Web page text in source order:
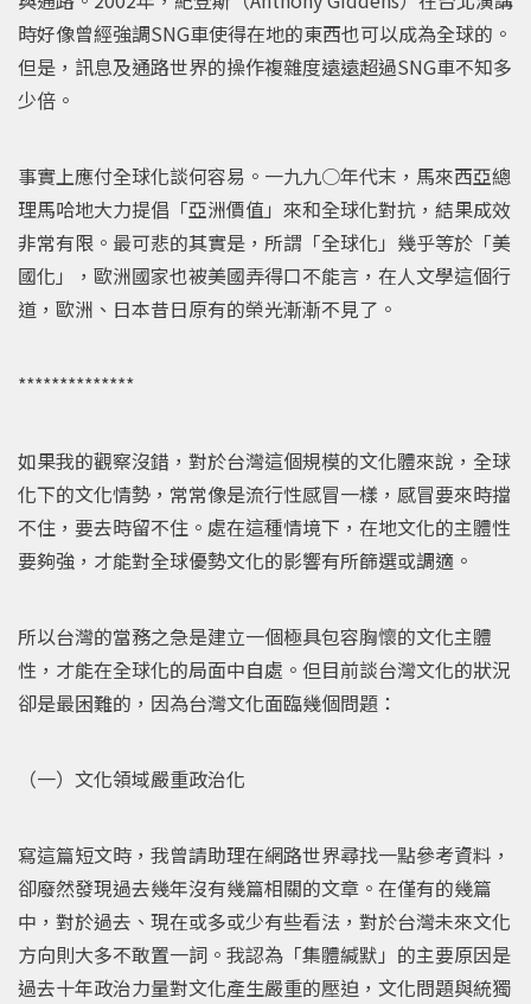
時好像曾經強調SNG車使得在地的東西也可以成為全球的。
但是，訊息及通路世界的操作複雜度遠遠超過SNG車不知多
少倍。
事實上應付全球化談何容易。一九九○年代末，馬來西亞總
理馬哈地大力提倡「亞洲價值」來和全球化對抗，結果成效
非常有限。最可悲的其實是，所謂「全球化」幾乎等於「美
國化」，歐洲國家也被美國弄得口不能言，在人文學這個行
道，歐洲、日本昔日原有的榮光漸漸不見了。
**************
如果我的觀察沒錯，對於台灣這個規模的文化體來說，全球
化下的文化情勢，常常像是流行性感冒一樣，感冒要來時擋
不住，要去時留不住。處在這種情境下，在地文化的主體性
要夠強，才能對全球優勢文化的影響有所篩選或調適。
所以台灣的當務之急是建立一個極具包容胸懷的文化主體
性，才能在全球化的局面中自處。但目前談台灣文化的狀況
卻是最困難的，因為台灣文化面臨幾個問題：
（一）文化領域嚴重政治化
寫這篇短文時，我曾請助理在網路世界尋找一點參考資料，
卻廢然發現過去幾年沒有幾篇相關的文章。在僅有的幾篇
中，對於過去、現在或多或少有些看法，對於台灣未來文化
方向則大多不敢置一詞。我認為「集體緘默」的主要原因是
過去十年政治力量對文化產生嚴重的壓迫，文化問題與統獨